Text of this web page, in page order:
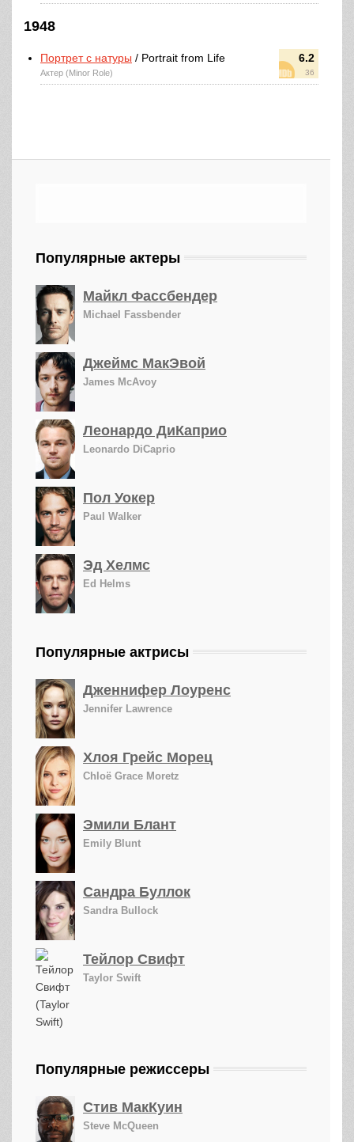
1948
6.2
36
Портрет с натуры / Portrait from Life
Актер (Minor Role)
Популярные актеры
Майкл Фассбендер
Michael Fassbender
Джеймс МакЭвой
James McAvoy
Леонардо ДиКаприо
Leonardo DiCaprio
Пол Уокер
Paul Walker
Эд Хелмс
Ed Helms
Популярные актрисы
Дженнифер Лоуренс
Jennifer Lawrence
Хлоя Грейс Морец
Chloë Grace Moretz
Эмили Блант
Emily Blunt
Сандра Буллок
Sandra Bullock
Тейлор Свифт
Taylor Swift
Популярные режиссеры
Стив МакКуин
Steve McQueen